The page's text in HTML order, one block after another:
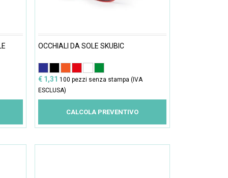
OCCHIALI DA SOLE SKUBIC
€ 1,31 100 pezzi senza stampa (IVA
ESCLUSA)
CALCOLA PREVENTIVO